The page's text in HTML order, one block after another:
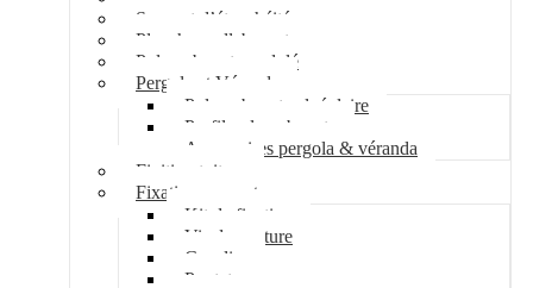
Support d’étanchéité
Plancher collaborant
Polycarbonate ondulé
Pergola et Véranda
Polycarbonate alvéolaire
Profil polycarbonate
Accessoires pergola & véranda
Finition toiture
Fixation couverture
Kit de fixation
Vis de couture
Cavalier
Pontet